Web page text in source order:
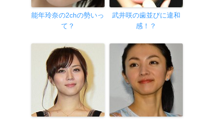
能年玲奈の2chの勢いっ
て？
武井咲の歯並びに違和
感！？